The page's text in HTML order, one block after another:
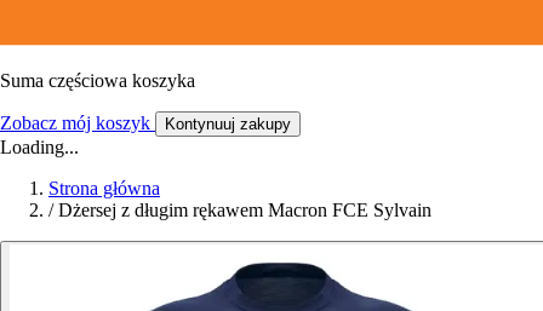
Suma częściowa koszyka
Zobacz mój koszyk Kontynuuj zakupy
Loading...
Strona główna
/ Dżersej z długim rękawem Macron FCE Sylvain